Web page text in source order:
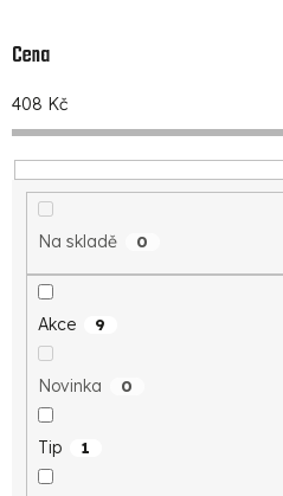
p
r
o
d
Cena
408 Kč
Na skladě 0
Akce 9
Novinka 0
Tip 1